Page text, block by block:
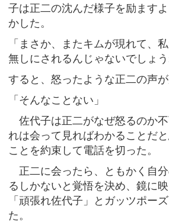
子は正二の沈んだ様子を励ます
かした。
「まさか、またキムが現れて、
無しにされるんじゃないでしょう
すると、怒ったような正二の声が
「そんなことない」
佐代子は正二がなぜ怒るのか
れは会って見ればわかることだ
ことを約束して電話を切った。
正二に会ったら、ともかく自
るしかないと覚悟を決め、鏡に
「頑張れ佐代子」とガッツポー
た。